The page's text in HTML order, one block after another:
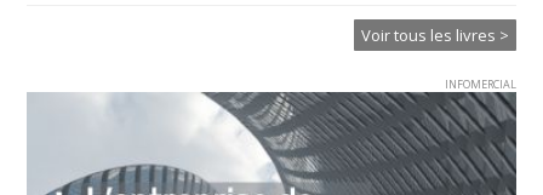
Voir tous les livres >
INFOMERCIAL